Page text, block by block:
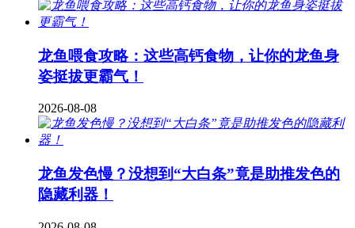
龙鱼喂食攻略：这些高钙食物，让你的龙鱼身
姿挺拔更霸气！
2026-08-08
龙鱼发色慢？没想到“大白条”竟是助推发色的
隐藏利器！